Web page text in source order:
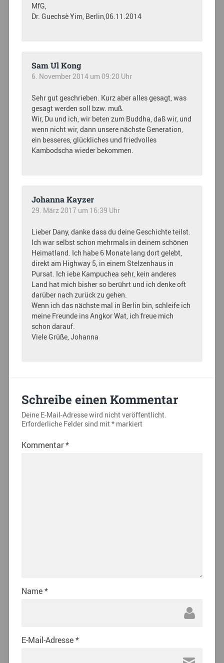
MfG,
Dr. Guechsè Yim, Berlin,06.11.2014
Sam Ul Kong
6. November 2014 um 09:20 Uhr
Sehr gut geschrieben. Kurz aber alles gesagt, was
gesagt werden soll bzw. muß.
Wir, Du und ich, wir beten zum Buddha, daß wir, und
wenn nicht wir, dann unsere nächste Generation,
ein besseres, glückliches und friedvolles
Kambodscha wieder bekommen.
Johanna Kayzer
29. März 2017 um 16:39 Uhr
Lieber Dany, danke dass du deine Geschichte teilst.
Ich war selbst schon mehrmals in deinem schönen
Heimatland. Ich habe 6 Monate lang dort gelebt,
direkt am Highway 5, in einem Stelzenhaus in
Pursat. Ich iebe Kampuchea sehr, kein anderes
Land hat mich bisher so berührt und ich denke oft
darüber nach zurück zu gehen.
Wenn ich das nächste mal in Berlin bin, schleife ich
meine Freunde ins Angkor Wat, ich freue mich
schon darauf.
Viele Grüße, Johanna
Schreibe einen Kommentar
Deine E-Mail-Adresse wird nicht veröffentlicht.
Erforderliche Felder sind mit*markiert
Kommentar*
Name*
E-Mail-Adresse*